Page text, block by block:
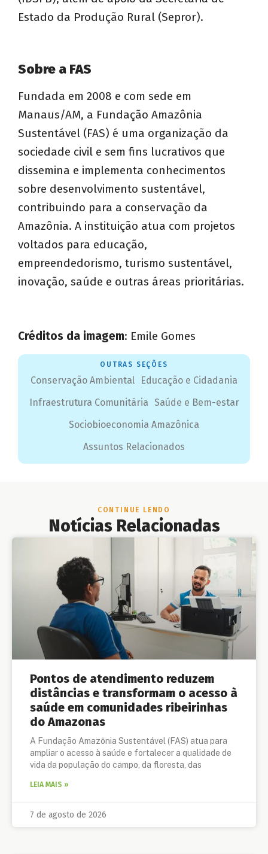
Estado da Produção Rural (Sepror).
Sobre a FAS
Fundada em 2008 e com sede em
Manaus/AM, a Fundação Amazônia
Sustentável (FAS) é uma organização da
sociedade civil e sem fins lucrativos que
dissemina e implementa conhecimentos
sobre desenvolvimento sustentável,
contribuindo para a conservação da
Amazônia. A instituição atua com projetos
voltados para educação,
empreendedorismo, turismo sustentável,
inovação, saúde e outras áreas prioritárias.
Créditos da imagem: Emile Gomes
OUTRAS SEÇÕES
Conservação Ambiental
Educação e Cidadania
Infraestrutura Comunitária Saúde e Bem-estar
Sociobioeconomia Amazônica
Assuntos Relacionados
CONTINUE LENDO
Notícias Relacionadas
Pontos de atendimento reduzem
distâncias e transformam o acesso à
saúde em comunidades ribeirinhas
do Amazonas
A Fundação Amazônia Sustentável (FAS) atua para
ampliar o acesso à saúde e fortalecer a qualidade de
vida da população do campo, da floresta, das
LEIA MAIS »
7 de agosto de 2026